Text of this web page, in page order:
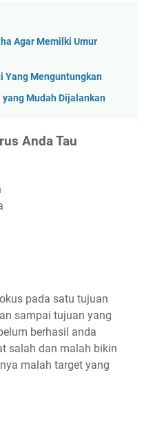
Agar Memilki Umur
Yang Menguntungkan
Mudah Dijalankan
Anda Tau
pada satu tujuan
sampai tujuan yang
berhasil anda
salah dan malah bikin
malah target yang